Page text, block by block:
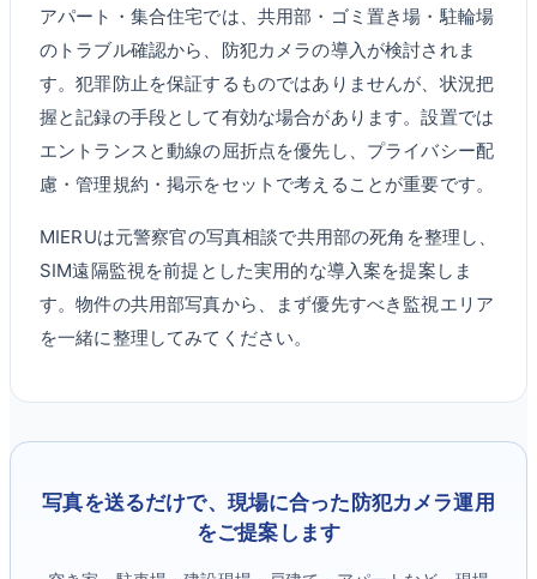
アパート・集合住宅では、共用部・ゴミ置き場・駐輪場
のトラブル確認から、防犯カメラの導入が検討されま
す。犯罪防止を保証するものではありませんが、状況把
握と記録の手段として有効な場合があります。設置では
エントランスと動線の屈折点を優先し、プライバシー配
慮・管理規約・掲示をセットで考えることが重要です。
MIERUは元警察官の写真相談で共用部の死角を整理し、
SIM遠隔監視を前提とした実用的な導入案を提案しま
す。物件の共用部写真から、まず優先すべき監視エリア
を一緒に整理してみてください。
写真を送るだけで、現場に合った防犯カメラ運用
をご提案します